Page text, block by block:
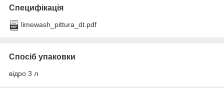
Специфікація
limewash_pittura_dt.pdf
Спосіб упаковки
відро 3 л